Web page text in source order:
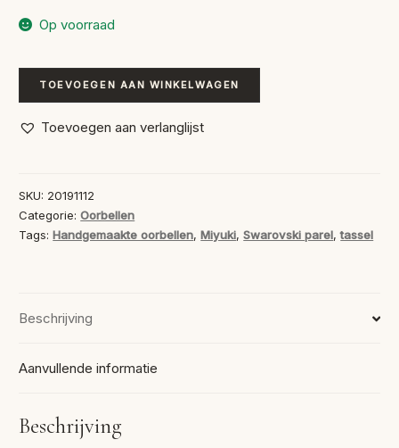
Op voorraad
Handgemaakte
Oorbellen
Tassel
TOEVOEGEN AAN WINKELWAGEN
Toevoegen aan verlanglijst
SKU: 20191112
Categorie:Oorbellen
Tags:Handgemaakte oorbellen,Miyuki,Swarovski parel,tassel
Beschrijving
Aanvullende informatie
Beschrijving